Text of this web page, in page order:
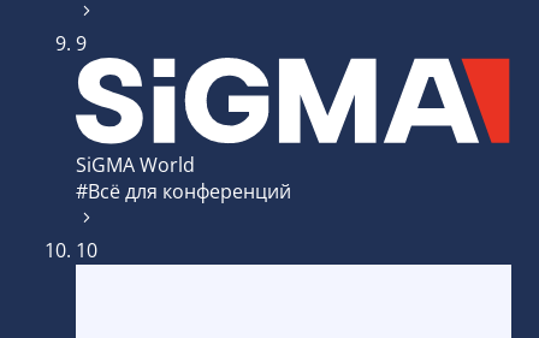
9
SiGMA World
#Всё для конференций
10